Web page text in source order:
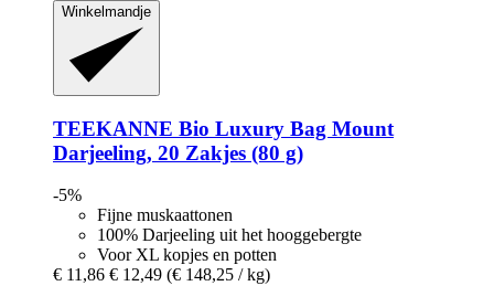
Winkelmandje
TEEKANNE Bio Luxury Bag Mount
Darjeeling, 20 Zakjes (80 g)
-5%
Fijne muskaattonen
100% Darjeeling uit het hooggebergte
Voor XL kopjes en potten
€ 11,86 € 12,49 (€ 148,25 / kg)